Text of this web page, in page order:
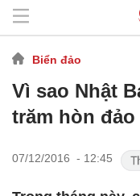
Biển đảo
Vì sao Nhật
trăm hòn
07/12/2016 - 12:45